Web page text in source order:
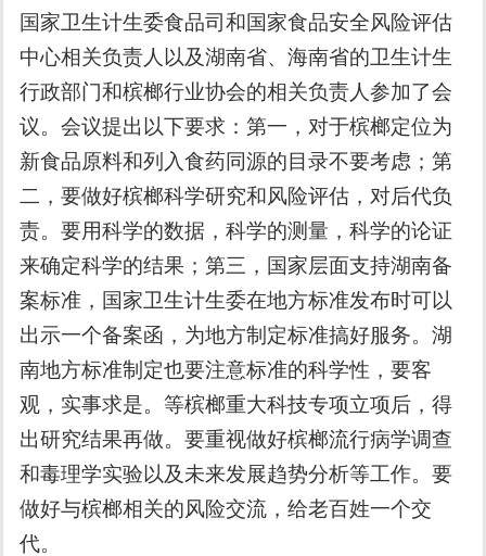
国家卫生计生委食品司和国家食品安全风险评估
中心相关负责人以及湖南省、海南省的卫生计生
行政部门和槟榔行业协会的相关负责人参加了会
议。会议提出以下要求：第一， 对于槟榔定位为
新食品原料和列入食药同源的目录不要考虑；第
二，要做好槟榔科学研究和风险评估，对后代负
责。要用科学的数据，科学的测量，科学的论证
来确定科学的结果；第三，国家层面支持湖南备
案标准，国家卫生计生委在地方标准发布时可以
出示一个备案函，为地方制定标准搞好服务。湖
南地方标准制定也要注意标准的科学性，要客
观，实事求是。等槟榔重大科技专项立项后，得
出研究结果再做。要重视做好槟榔流行病学调查
和毒理学实验以及未来发展趋势分析等工作。要
做好与槟榔相关的风险交流，给老百姓一个交
代。